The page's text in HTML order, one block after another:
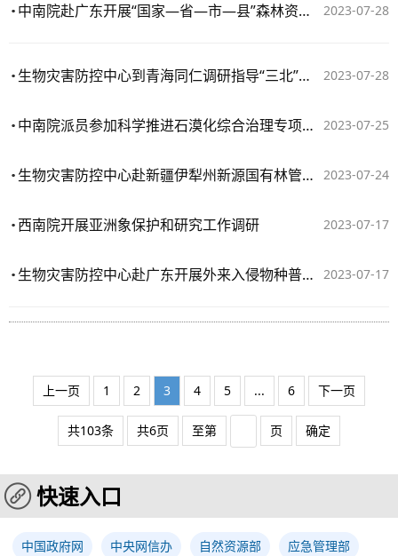
2023-07-28
中南院赴广东开展“国家—省—市—县”森林资源一体化监测调研
2023-07-28
​生物灾害防控中心到青海同仁调研指导“三北”重点生态工程区林草有害生物防控情况
2023-07-25
中南院派员参加科学推进石漠化综合治理专项调研
2023-07-24
生物灾害防控中心赴新疆伊犁州新源国有林管理局开展松材线虫病防控调研指导
2023-07-17
西南院开展亚洲象保护和研究工作调研
2023-07-17
生物灾害防控中心赴广东开展外来入侵物种普查调研指导
上一页 1 2 3 4 5 ... 6 下一页
共103条 共6页 至第 页 确定
快速入口
中国政府网 中央网信办 自然资源部 应急管理部